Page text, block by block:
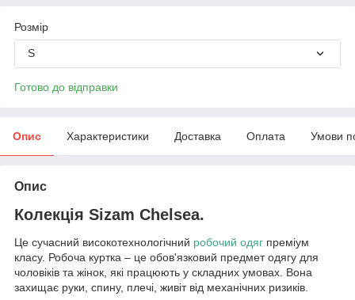
Розмір
S
Готово до відправки
Опис Характеристики Доставка Оплата Умови
Опис
Колекція Sizam Chelsea.
Це сучасний високотехнологічний робочий одяг преміум
класу. Робоча куртка – це обов'язковий предмет одягу для
чоловіків та жінок, які працюють у складних умовах. Вона
захищає руки, спину, плечі, живіт від механічних ризиків.